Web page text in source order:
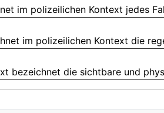
im polizeilichen Kontext jedes
im polizeilichen Kontext die
bezeichnet die sichtbare und